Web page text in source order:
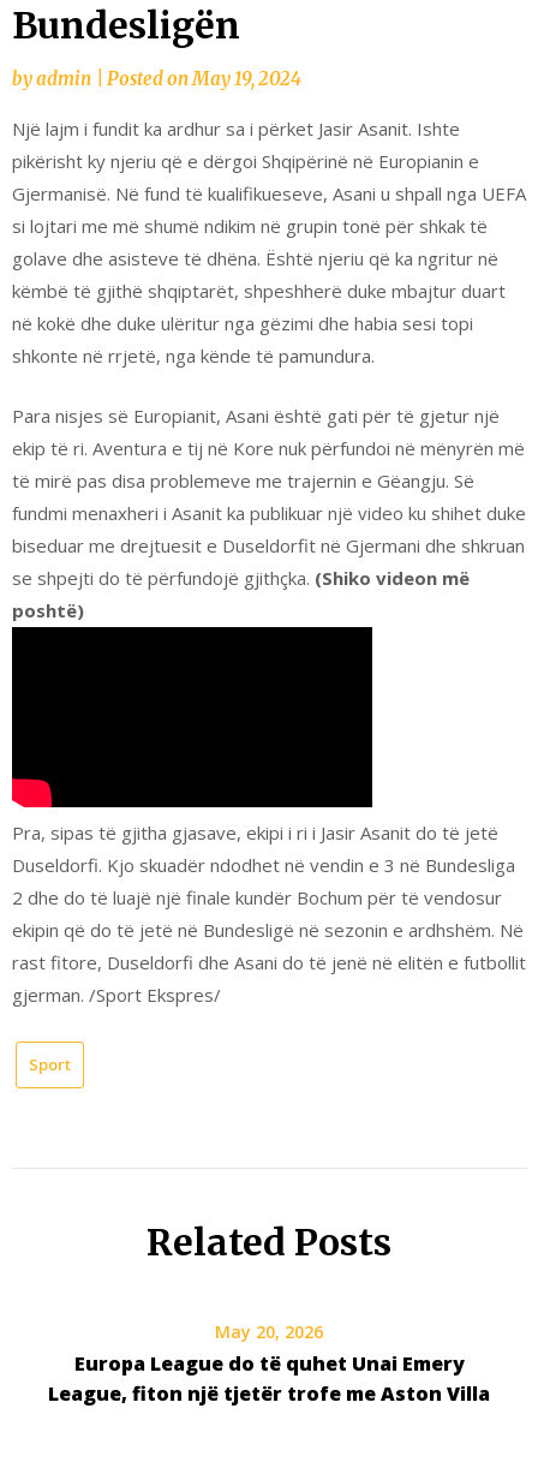
Bundesligën
byadmin Posted onMay 19, 2024
Një lajm i fundit ka ardhur sa i përket Jasir Asanit. Ishte
pikërisht ky njeriu që e dërgoi Shqipërinë në Europianin e
Gjermanisë. Në fund të kualifikueseve, Asani u shpall nga UEFA
si lojtari me më shumë ndikim në grupin tonë për shkak të
golave dhe asisteve të dhëna. Është njeriu që ka ngritur në
këmbë të gjithë shqiptarët, shpeshherë duke mbajtur duart
në kokë dhe duke ulëritur nga gëzimi dhe habia sesi topi
shkonte në rrjetë, nga kënde të pamundura.
Para nisjes së Europianit, Asani është gati për të gjetur një
ekip të ri. Aventura e tij në Kore nuk përfundoi në mënyrën më
të mirë pas disa problemeve me trajernin e Gëangju. Së
fundmi menaxheri i Asanit ka publikuar një video ku shihet duke
biseduar me drejtuesit e Duseldorfit në Gjermani dhe shkruan
se shpejti do të përfundojë gjithçka. (Shiko videon më
poshtë)
Pra, sipas të gjitha gjasave, ekipi i ri i Jasir Asanit do të jetë
Duseldorfi. Kjo skuadër ndodhet në vendin e 3 në Bundesliga
2 dhe do të luajë një finale kundër Bochum për të vendosur
ekipin që do të jetë në Bundesligë në sezonin e ardhshëm. Në
rast fitore, Duseldorfi dhe Asani do të jenë në elitën e futbollit
gjerman. /Sport Ekspres/
Sport
Related Posts
May 20, 2026
Europa League do të quhet Unai Emery
League, fiton një tjetër trofe me Aston Villa